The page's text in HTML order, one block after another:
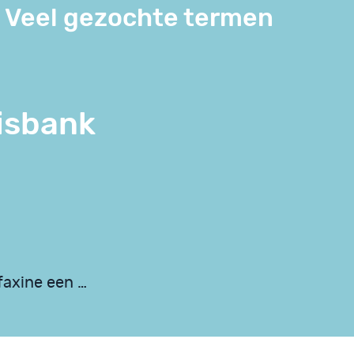
Veel gezochte termen
een …